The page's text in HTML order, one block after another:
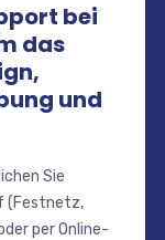
bei
das
und
Sie
(Festnetz,
per Online-